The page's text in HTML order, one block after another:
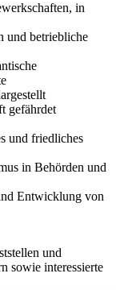
in
und betriebliche
gefährdet
und friedliches
in Behörden und
Entwicklung von
und
sowie interessierte